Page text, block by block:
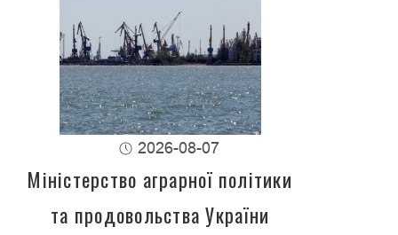
2026-08-07
Міністерство аграрної політики
та продовольства України